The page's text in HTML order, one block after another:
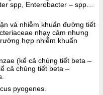
spp, Enterobacter – spp…
và nhiễm khuẩn đường tiết
nhạy cảm nhưng
hợp nhiễm khuẩn
(kể cả chủng tiết beta –
cả chủng tiết beta –
pyogenes.